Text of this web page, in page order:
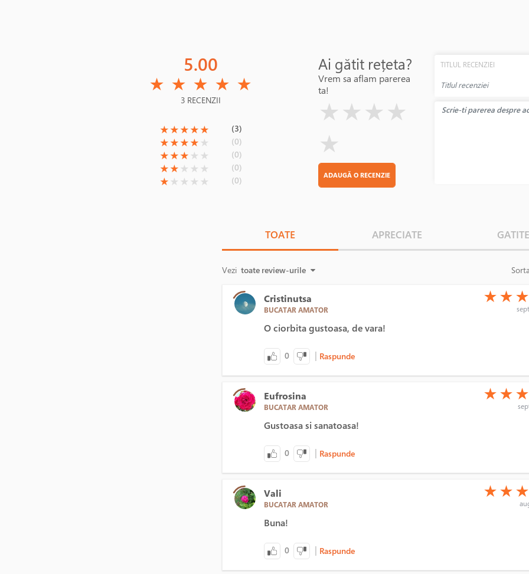
5.00
★ ★ ★ ★ ★
3 RECENZII
(*)
★(*)
★(*)
★(*)
★(*)
★ (3)
(*)
★(*)
★(*)
★(*)
★ ( )
★ (0)
(*)
★(*)
★(*)
★ ( )
★ ( )
★ (0)
(*)
★(*)
★ ( )
★ ( )
★ ( )
★ (0)
(*)
★ ( )
★ ( )
★ ( )
★ ( )
★ (0)
Ai gătit rețeta?
Vrem sa aflam parerea
ta!
★ ★ ★ ★
★
ADAUGĂ O RECENZIE
TITLUL RECENZIEI
TOATE APRECIATE GATITE
Vezi toate review-urile
Cristinutsa
BUCATAR AMATOR
(*)
★ (*)
★ (*)
★
O ciorbita gustoasa, de vara!
0 | Raspunde
Eufrosina
BUCATAR AMATOR
(*)
★ (*)
★ (*)
★
Gustoasa si sanatoasa!
0 | Raspunde
Vali
BUCATAR AMATOR
(*)
★ (*)
★ (*)
★
Buna!
0 | Raspunde